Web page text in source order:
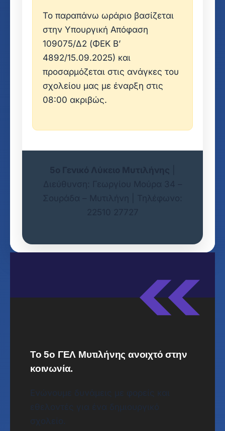
Το παραπάνω ωράριο βασίζεται
στην Υπουργική Απόφαση
109075/Δ2 (ΦΕΚ Β’
4892/15.09.2025) και
προσαρμόζεται στις ανάγκες του
σχολείου μας με έναρξη στις
08:00 ακριβώς.
Το 5ο ΓΕΛ Μυτιλήνης ανοιχτό στην
κοινωνία.
Ενώνουμε δυνάμεις με φορείς και
εθελοντές για ένα δημιουργικό
σχολείο.